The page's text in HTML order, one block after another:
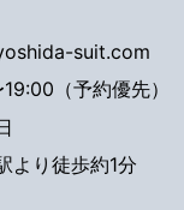
suit.com
（予約優先）
より徒歩約1分